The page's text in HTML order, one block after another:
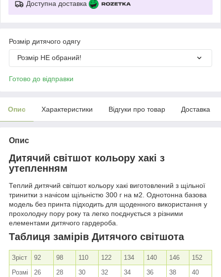
Доступна доставка
Розмір дитячого одягу
Розмір НЕ обраний!
Готово до відправки
Опис Характеристики Відгуки про товар Доставка
Опис
Дитячий світшот кольору хакі з
утепленням
Теплий дитячий світшот кольору хакі виготовлений з щільної
тринитки з начісом щільністю 300 г на м2. Однотонна базова
модель без принта підходить для щоденного використання у
прохолодну пору року та легко поєднується з різними
елементами дитячого гардероба.
Таблиця замірів Дитячого світшота
Зріст 92 98 110 122 134 140 146
152
Розмі
26 28 30 32 34 36 38 40